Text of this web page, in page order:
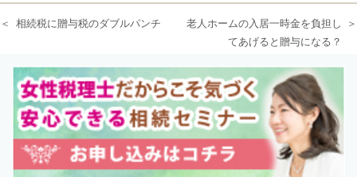
相続税に贈与税のダブルパンチ
老人ホームの入居一時金を負担し
てあげると贈与になる？